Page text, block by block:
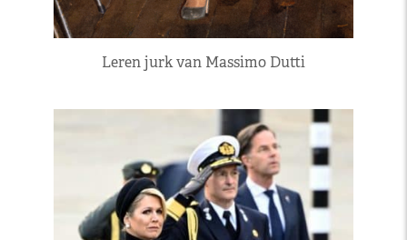
Leren jurk van Massimo Dutti